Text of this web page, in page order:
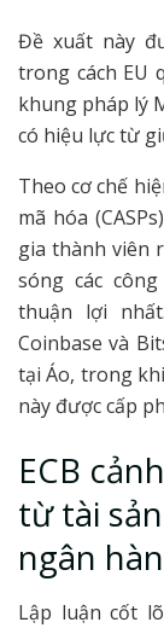
Đề xuất này
trong cách EU
khung pháp lý
có hiệu lực từ
Theo cơ chế
mã hóa
gia thành viên
sóng các
thuận lợi
Coinbase và
tại Áo, trong
này được cấp
ECB
từ tài
ngân
Lập luận cốt